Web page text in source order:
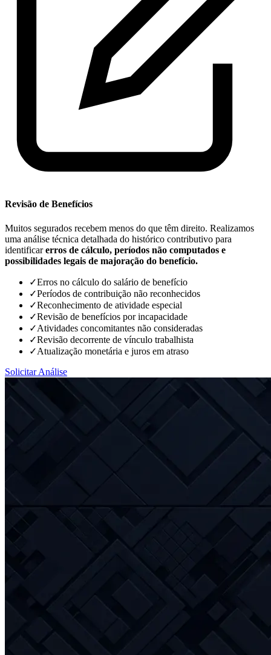
Revisão de Benefícios
Muitos segurados recebem menos do que têm direito. Realizamos
uma análise técnica detalhada do histórico contributivo para
identificarerros de cálculo, períodos não computados e
possibilidades legais de majoração do benefício.
✓Erros no cálculo do salário de benefício
✓Períodos de contribuição não reconhecidos
✓Reconhecimento de atividade especial
✓Revisão de benefícios por incapacidade
✓Atividades concomitantes não consideradas
✓Revisão decorrente de vínculo trabalhista
✓Atualização monetária e juros em atraso
Solicitar Análise